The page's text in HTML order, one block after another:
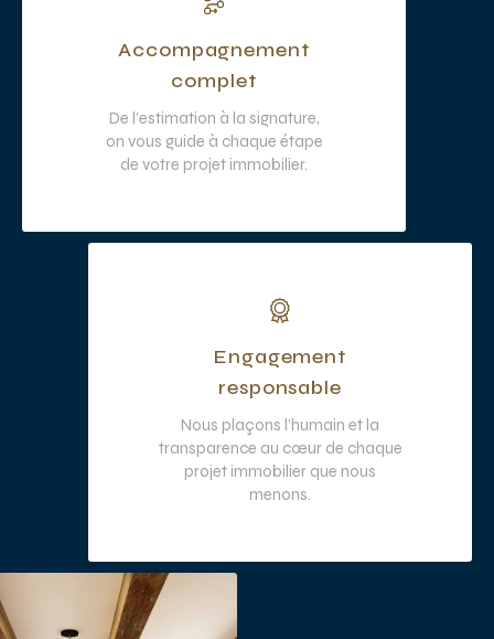
Accompagnement
complet
De l’estimation à la signature,
on vous guide à chaque étape
de votre projet immobilier.
Engagement
responsable
Nous plaçons l’humain et la
transparence au cœur de chaque
projet immobilier que nous
menons.